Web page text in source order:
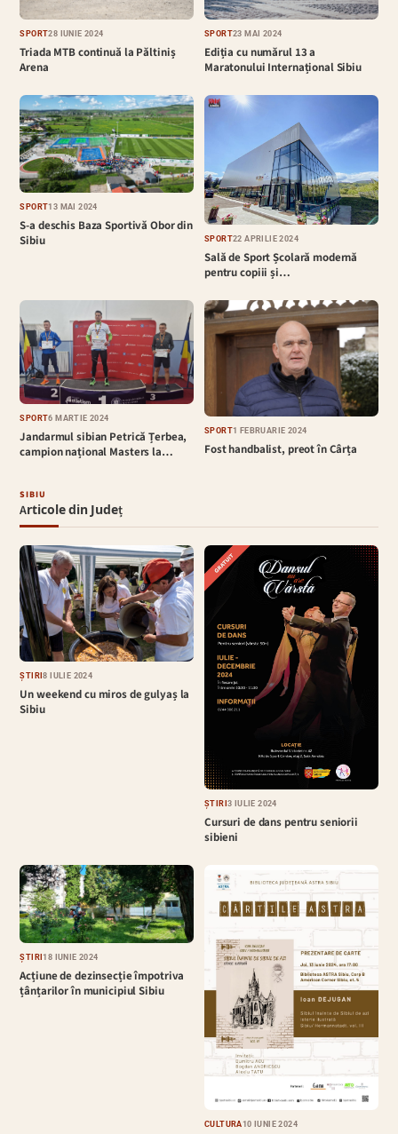
SPORT28 IUNIE 2024
Triada MTB continuă la Păltiniș
Arena
SPORT23 MAI 2024
Ediția cu numărul 13 a
Maratonului Internațional Sibiu
SPORT13 MAI 2024
S-a deschis Baza Sportivă Obor din
Sibiu
SPORT22 APRILIE 2024
Sală de Sport Școlară modernă
pentru copiii și…
SPORT6 MARTIE 2024
Jandarmul sibian Petrică Țerbea,
campion național Masters la…
SPORT1 FEBRUARIE 2024
Fost handbalist, preot în Cârța
SIBIU
Articole din Județ
ȘTIRI8 IULIE 2024
Un weekend cu miros de gulyaș la
Sibiu
ȘTIRI3 IULIE 2024
Cursuri de dans pentru seniorii
sibieni
ȘTIRI18 IUNIE 2024
Acțiune de dezinsecție împotriva
țânțarilor în municipiul Sibiu
CULTURĂ10 IUNIE 2024